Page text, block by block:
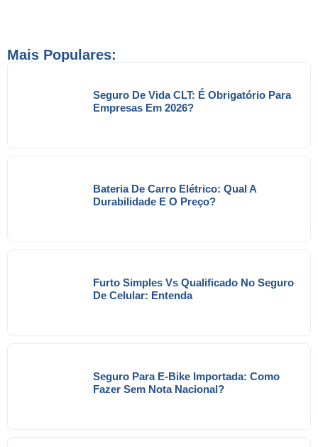
Mais Populares:
Seguro De Vida CLT: É Obrigatório Para
Empresas Em 2026?
Bateria De Carro Elétrico: Qual A
Durabilidade E O Preço?
Furto Simples Vs Qualificado No Seguro
De Celular: Entenda
Seguro Para E-Bike Importada: Como
Fazer Sem Nota Nacional?